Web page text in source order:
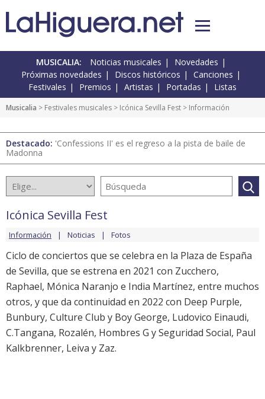
MUSICALIA: Noticias musicales
Novedades
Próximas novedades
Discos históricos
Canciones
Festivales
Premios Artistas Portadas Listas
Musicalia > Festivales musicales > Icónica Sevilla Fest > Información
Destacado: 'Confessions II' es el regreso a la pista de baile de
Madonna
Icónica Sevilla Fest
Información Noticias Fotos
Ciclo de conciertos que se celebra en la Plaza de España
de Sevilla, que se estrena en 2021 con Zucchero,
Raphael, Mónica Naranjo e India Martínez, entre muchos
otros, y que da continuidad en 2022 con Deep Purple,
Bunbury, Culture Club y Boy George, Ludovico Einaudi,
C.Tangana, Rozalén, Hombres G y Seguridad Social, Paul
Kalkbrenner, Leiva y Zaz.